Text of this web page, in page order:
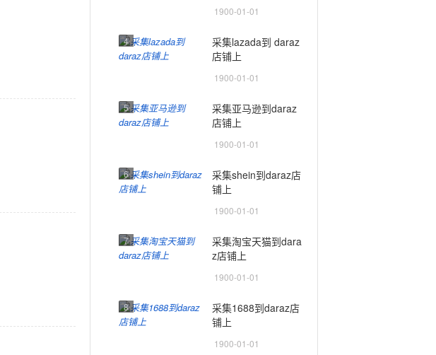
1900-01-01
4
采集lazada到 daraz
店铺上
1900-01-01
5
采集亚马逊到daraz
店铺上
1900-01-01
6
采集shein到daraz店
铺上
1900-01-01
7
采集淘宝天猫到dara
z店铺上
1900-01-01
8
采集1688到daraz店
铺上
1900-01-01